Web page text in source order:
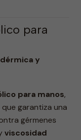
para
y
para manos,
que garantiza una
gérmenes
viscosidad